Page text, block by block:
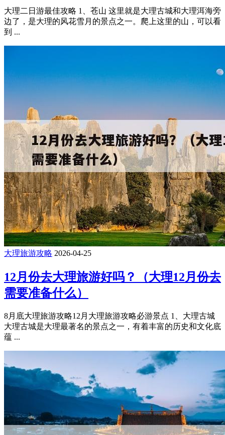
大理二日游最佳攻略 1、苍山 这里就是大理古城和大理洱海旁
边了，是大理的风花雪月的景点之一。爬上这里的山，可以看
到 ...
大理旅游攻略 2026-04-25
12月份去大理旅游好吗？（大理12月份去
需要准备什么）
8月底大理旅游攻略12月大理旅游攻略必游景点 1、大理古城
大理古城是大理最著名的景点之一，有着丰富的历史和文化底
蕴 ...